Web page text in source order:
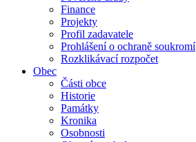
Finance
Projekty
Profil zadavatele
Prohlášení o ochraně soukromí
Rozklikávací rozpočet
Obec
Části obce
Historie
Památky
Kronika
Osobnosti